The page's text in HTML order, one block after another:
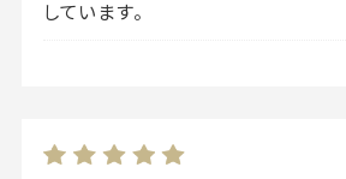
しています。